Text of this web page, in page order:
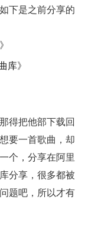
下是之前分享的
》
库》
得把他部下载回
要一首歌曲，却
个，分享在阿里
分享，很多都被
题吧，所以才有